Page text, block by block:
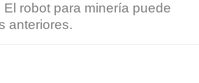
robot para minería puede
anteriores.